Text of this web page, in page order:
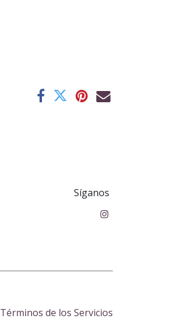
Síganos
Términos de los Servicios